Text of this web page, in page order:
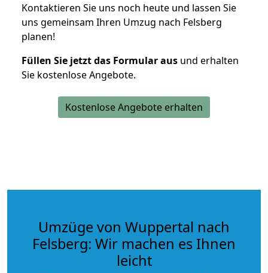
Kontaktieren Sie uns noch heute und lassen Sie
uns gemeinsam Ihren Umzug nach Felsberg
planen!
Füllen Sie jetzt das Formular aus und erhalten
Sie kostenlose Angebote.
Kostenlose Angebote erhalten
Umzüge von Wuppertal nach
Felsberg: Wir machen es Ihnen
leicht